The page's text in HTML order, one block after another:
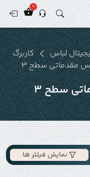
0
لباس
کاربرگ
مقدماتی سطح 3
سطح 3